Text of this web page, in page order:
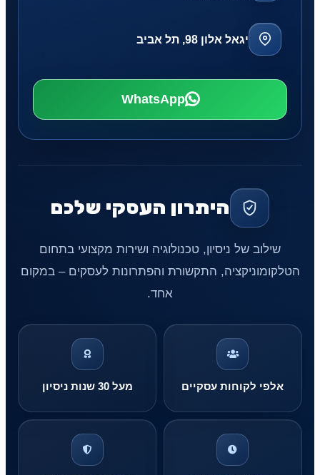
יגאל אלון 98, תל אביב
WhatsApp
היתרון העסקי שלכם
שילוב של ניסיון, טכנולוגיה ושירות מקצועי בתחום
הטלקומוניקציה, התקשורת והפתרונות לעסקים – במקום
אחד.
אלפי לקוחות עסקיים מעל 30 שנות ניסיון